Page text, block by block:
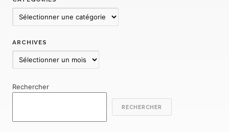
Catégories
ARCHIVES
Archives
Rechercher
RECHERCHER